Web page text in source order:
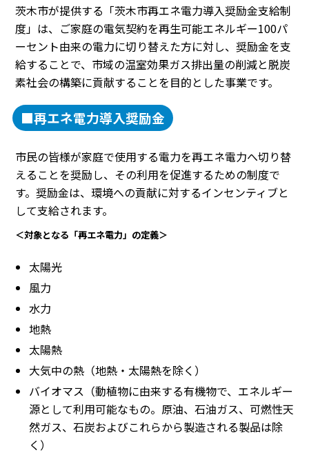
茨木市が提供する「茨木市再エネ電力導入奨励金支給制
度」は、ご家庭の電気契約を再生可能エネルギー100パ
ーセント由来の電力に切り替えた方に対し、奨励金を支
給することで、市域の温室効果ガス排出量の削減と脱炭
素社会の構築に貢献することを目的とした事業です。
■再エネ電力導入奨励金
市民の皆様が家庭で使用する電力を再エネ電力へ切り替
えることを奨励し、その利用を促進するための制度で
す。奨励金は、環境への貢献に対するインセンティブと
して支給されます。
＜対象となる「再エネ電力」の定義＞
太陽光
風力
水力
地熱
太陽熱
大気中の熱（地熱・太陽熱を除く）
バイオマス（動植物に由来する有機物で、エネルギー
源として利用可能なもの。原油、石油ガス、可燃性天
然ガス、石炭およびこれらから製造される製品は除
く）